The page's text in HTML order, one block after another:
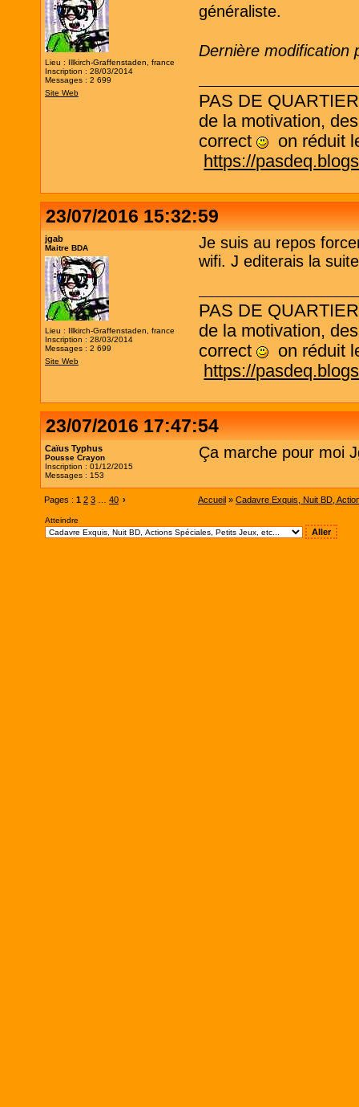
Lieu : Illkirch-Graffenstaden, france
Inscription : 28/03/2014
Messages : 2 699
Site Web
généraliste.
Dernière modification
PAS DE
de la motivation,
correct
on réduit
https://
23/07/2016 15:32:59
jgab
Maitre BDA
Lieu : Illkirch-Graffenstaden, france
Inscription : 28/03/2014
Messages : 2 699
Site Web
Je suis au repos
wifi. J editerais la
PAS DE
de la motivation,
correct
on réduit
https://
23/07/2016 17:47:54
Caïus Typhus
Pousse Crayon
Inscription : 01/12/2015
Messages : 153
Ça marche pour moi
Pages : 1 2 3 … 40 › Accueil » Cadavre Exquis, Nuit BD,
Atteindre